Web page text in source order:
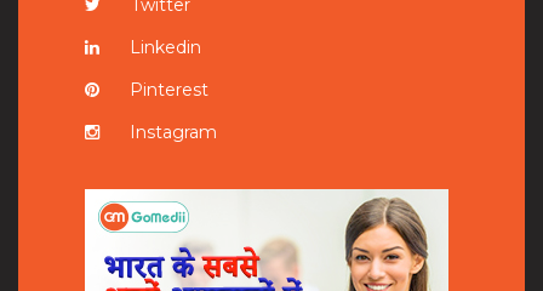
Twitter
Linkedin
Pinterest
Instagram